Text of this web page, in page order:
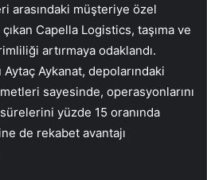
arasındaki müşteriye özel
Capella Logistics, taşıma ve
artırmaya odaklandı.
Aytaç Aykanat, depolarındaki
sayesinde, operasyonlarını
sürelerini yüzde 15 oranında
de rekabet avantajı